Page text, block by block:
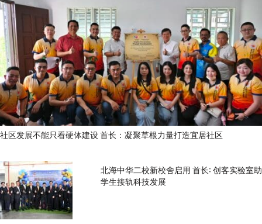
社区发展不能只看硬体建设 首长：凝聚草根力量打造宜居社区
北海中华二校新校舍启用 首长: 创客实验室助
学生接轨科技发展